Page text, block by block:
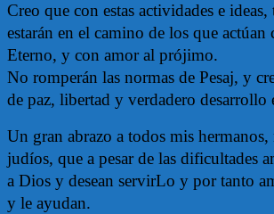
Creo que con estas actividades e
estarán en el camino de los que
Eterno, y con amor al prójimo.
No romperán las normas de Pesaj, y
de paz, libertad y verdadero desarrollo
Un gran abrazo a todos mis
judíos, que a pesar de las dificultades
a Dios y desean servirLo y por tanto
y le ayudan.